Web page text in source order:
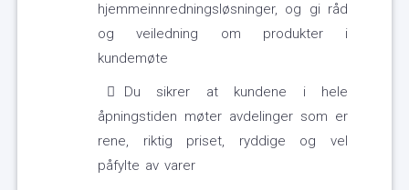
hjemmeinnredningsløsninger, og gi råd
og veiledning om produkter i
kundemøte
Du sikrer at kundene i hele
åpningstiden møter avdelinger som er
rene, riktig priset, ryddige og vel
påfylte av varer